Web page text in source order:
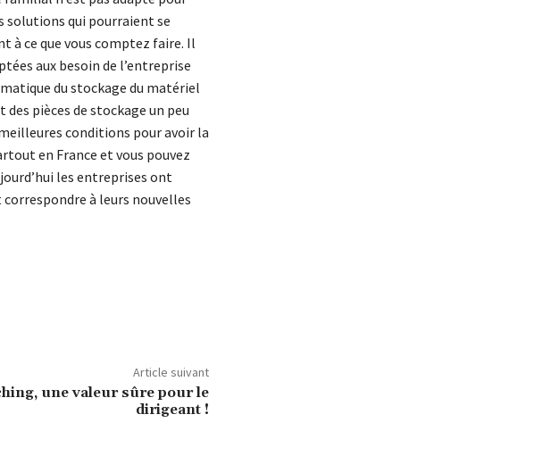
solutions qui pourraient se
à ce que vous comptez faire. Il
aux besoin de l’entreprise
du stockage du matériel
pièces de stockage un peu
conditions pour avoir la
en France et vous pouvez
les entreprises ont
à leurs nouvelles
Article suivant
une valeur sûre pour le
dirigeant !